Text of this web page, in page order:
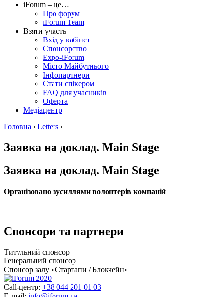
iForum – це…
Про форум
iForum Team
Взяти участь
Вхід у кабінет
Спонсорство
Expo-iForum
Місто Майбутнього
Інфопартнери
Стати спікером
FAQ для учасників
Оферта
Медіацентр
Головна › Letters ›
Заявка на доклад. Main Stage
Заявка на доклад. Main Stage
Організовано зусиллями волонтерів компаній
Спонсори та партнери
Титульний спонсор
Генеральний спонсор
Спонсор залу «Стартапи / Блокчейн»
Call-центр: +38 044 201 01 03